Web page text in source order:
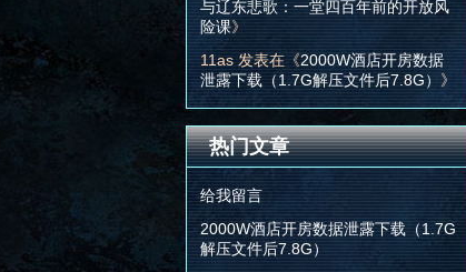
与辽东悲歌：一堂四百年前的开放风
险课》
11as发表在《2000W酒店开房数据
泄露下载（1.7G解压文件后7.8G） 》
热门文章
给我留言
2000W酒店开房数据泄露下载（1.7G
解压文件后7.8G）